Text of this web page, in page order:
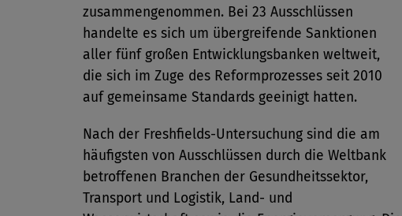
zusammengenommen. Bei 23 Ausschlüssen
handelte es sich um übergreifende Sanktionen
aller fünf großen Entwicklungsbanken weltweit,
die sich im Zuge des Reformprozesses seit 2010
auf gemeinsame Standards geeinigt hatten.
Nach der Freshfields-Untersuchung sind die am
häufigsten von Ausschlüssen durch die Weltbank
betroffenen Branchen der Gesundheitssektor,
Transport und Logistik, Land- und